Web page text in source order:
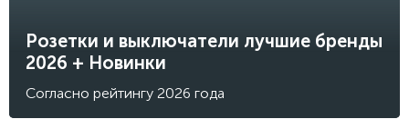
Розетки и выключатели лучшие бренды
2026 + Новинки
Согласно рейтингу 2026 года